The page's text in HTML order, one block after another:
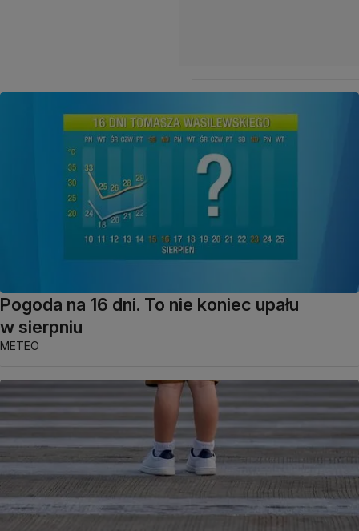
Pogoda na 16 dni. To nie koniec upału
w sierpniu
METEO